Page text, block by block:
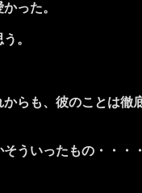
った。
。
らも、彼のことは徹
ういったもの・・・